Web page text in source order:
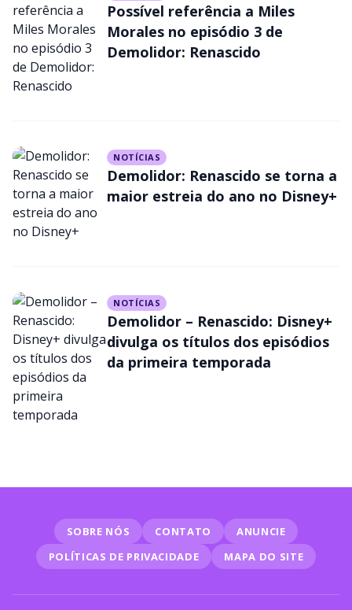
Possível referência a Miles
Morales no episódio 3 de
Demolidor: Renascido
NOTÍCIAS
Demolidor: Renascido se torna a
maior estreia do ano no Disney+
NOTÍCIAS
Demolidor – Renascido: Disney+
divulga os títulos dos episódios
da primeira temporada
SOBRE NÓS CONTATO
ANUNCIE
POLÍTICAS DE PRIVACIDADE
MAPA DO SITE